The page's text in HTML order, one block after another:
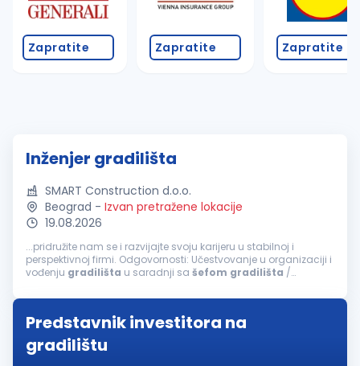
Zapratite Zapratite Zapratite
Inženjer gradilišta
SMART Construction d.o.o.
Beograd - Izvan pretražene lokacije
19.08.2026
...pridružite nam se i razvijajte svoju karijeru u stabilnoj i
perspektivnoj firmi. Odgovornosti: Učestvovanje u organizaciji i
vođenju gradilišta u saradnji sa šefom gradilišta /
projektno-tehničkom...
Predstavnik investitora na
gradilištu